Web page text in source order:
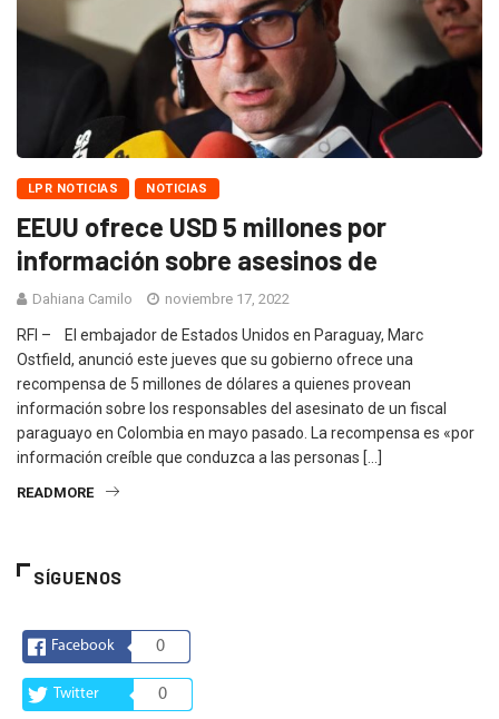
LPR NOTICIAS NOTICIAS
EEUU ofrece USD 5 millones por
información sobre asesinos de
Dahiana Camilo noviembre 17, 2022
RFI – El embajador de Estados Unidos en Paraguay, Marc
Ostfield, anunció este jueves que su gobierno ofrece una
recompensa de 5 millones de dólares a quienes provean
información sobre los responsables del asesinato de un fiscal
paraguayo en Colombia en mayo pasado. La recompensa es «por
información creíble que conduzca a las personas […]
READMORE
SÍGUENOS
Facebook 0
Twitter 0